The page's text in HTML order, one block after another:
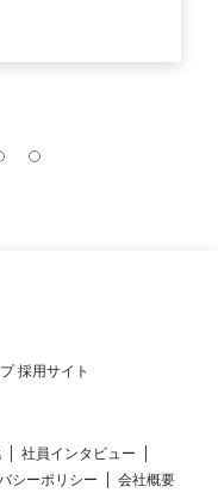
採用サイト
社員インタビュー
シーポリシー 会社概要